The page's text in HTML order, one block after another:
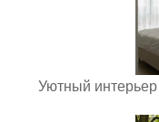
Уютный